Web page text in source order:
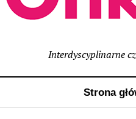
Interdyscyplinarne
Strona